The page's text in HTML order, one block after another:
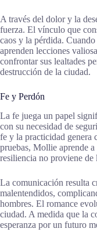
A través del dolor y la
fuerza. El vínculo que
caos y la pérdida.
aprenden lecciones
confrontar sus lealtades
destrucción de la ciudad.
Fe y Perdón
La fe juega un papel
con su necesidad de
fe y la practicidad genera
pruebas, Mollie aprende
resiliencia no proviene de
La comunicación resulta
malentendidos,
hombres. El romance
ciudad. A medida que la
esperanza por un futuro